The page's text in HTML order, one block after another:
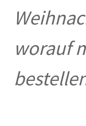
worauf